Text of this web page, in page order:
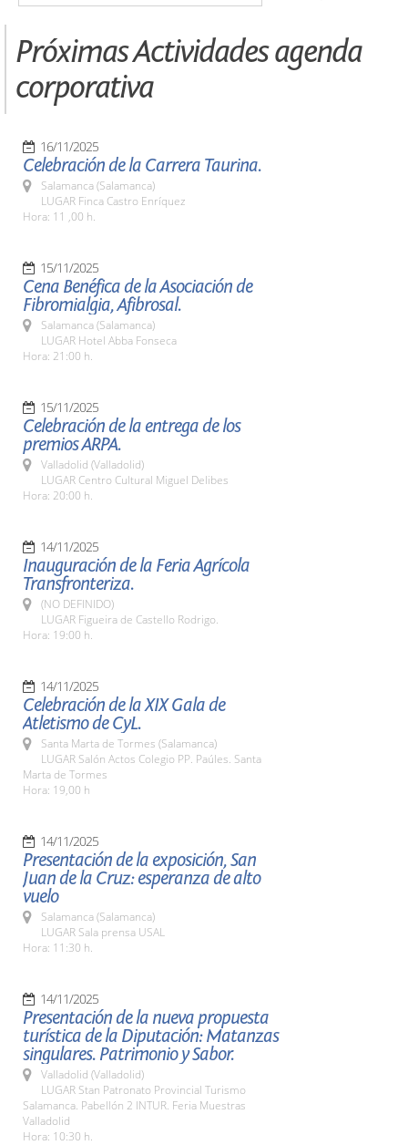
Próximas Actividades agenda
corporativa
16/11/2025
Celebración de la Carrera Taurina.
Salamanca (Salamanca)
LUGAR Finca Castro Enríquez
Hora: 11 ,00 h.
15/11/2025
Cena Benéfica de la Asociación de
Fibromialgia, Afibrosal.
Salamanca (Salamanca)
LUGAR Hotel Abba Fonseca
Hora: 21:00 h.
15/11/2025
Celebración de la entrega de los
premios ARPA.
Valladolid (Valladolid)
LUGAR Centro Cultural Miguel Delibes
Hora: 20:00 h.
14/11/2025
Inauguración de la Feria Agrícola
Transfronteriza.
(NO DEFINIDO)
LUGAR Figueira de Castello Rodrigo.
Hora: 19:00 h.
14/11/2025
Celebración de la XIX Gala de
Atletismo de CyL.
Santa Marta de Tormes (Salamanca)
LUGAR Salón Actos Colegio PP. Paúles. Santa
Marta de Tormes
Hora: 19,00 h
14/11/2025
Presentación de la exposición, San
Juan de la Cruz: esperanza de alto
vuelo
Salamanca (Salamanca)
LUGAR Sala prensa USAL
Hora: 11:30 h.
14/11/2025
Presentación de la nueva propuesta
turística de la Diputación: Matanzas
singulares. Patrimonio y Sabor.
Valladolid (Valladolid)
LUGAR Stan Patronato Provincial Turismo
Salamanca. Pabellón 2 INTUR. Feria Muestras
Valladolid
Hora: 10:30 h.